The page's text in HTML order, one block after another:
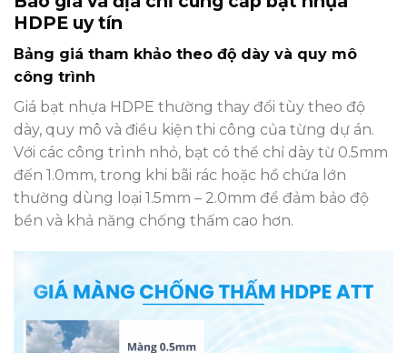
HDPE uy tín
Bảng giá tham khảo theo độ dày và quy mô
công trình
Giá bạt nhựa HDPE thường thay đổi tùy theo độ
dày, quy mô và điều kiện thi công của từng dự án.
Với các công trình nhỏ, bạt có thể chỉ dày từ 0.5mm
đến 1.0mm, trong khi bãi rác hoặc hồ chứa lớn
thường dùng loại 1.5mm – 2.0mm để đảm bảo độ
bền và khả năng chống thấm cao hơn.